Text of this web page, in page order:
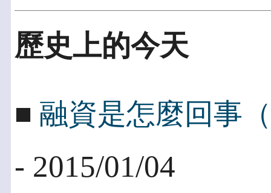
歷史上的今天
■ 融資是怎麼回事
- 2015/01/04